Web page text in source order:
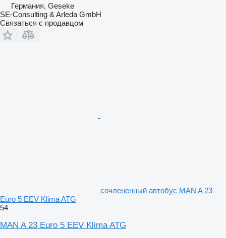
Германия, Geseke
SE-Consulting & Arleda GmbH
Связаться с продавцом
сочлененный автобус MAN A 23
Euro 5 EEV Klima ATG
54
MAN A 23 Euro 5 EEV Klima ATG